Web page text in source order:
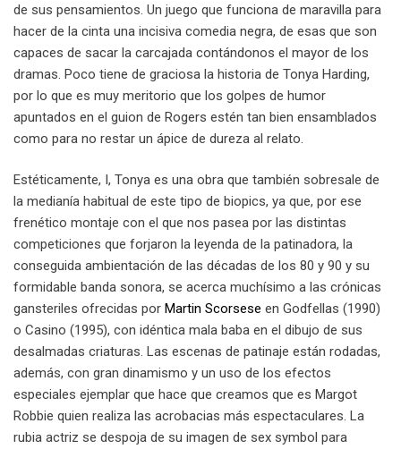
de sus pensamientos. Un juego que funciona de maravilla para
hacer de la cinta una incisiva comedia negra, de esas que son
capaces de sacar la carcajada contándonos el mayor de los
dramas. Poco tiene de graciosa la historia de Tonya Harding,
por lo que es muy meritorio que los golpes de humor
apuntados en el guion de Rogers estén tan bien ensamblados
como para no restar un ápice de dureza al relato.
Estéticamente, I, Tonya es una obra que también sobresale de
la medianía habitual de este tipo de biopics, ya que, por ese
frenético montaje con el que nos pasea por las distintas
competiciones que forjaron la leyenda de la patinadora, la
conseguida ambientación de las décadas de los 80 y 90 y su
formidable banda sonora, se acerca muchísimo a las crónicas
gansteriles ofrecidas por Martin Scorsese en Godfellas (1990)
o Casino (1995), con idéntica mala baba en el dibujo de sus
desalmadas criaturas. Las escenas de patinaje están rodadas,
además, con gran dinamismo y un uso de los efectos
especiales ejemplar que hace que creamos que es Margot
Robbie quien realiza las acrobacias más espectaculares. La
rubia actriz se despoja de su imagen de sex symbol para